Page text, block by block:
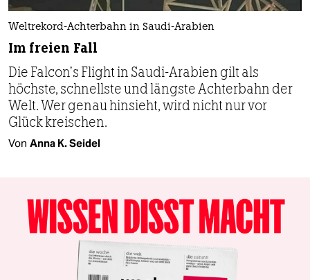
Weltrekord-Achterbahn in Saudi-Arabien
Im freien Fall
Die Falcon’s Flight in Saudi-Arabien gilt als
höchste, schnellste und längste Achterbahn der
Welt. Wer genau hinsieht, wird nicht nur vor
Glück kreischen.
Von Anna K. Seidel